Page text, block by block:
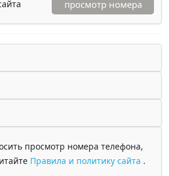
просмотр номера
просмотр номера телефона,
Правила и политику сайта .